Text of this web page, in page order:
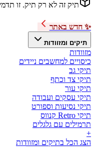
תיק זה לא רק תיק. זו
✨ חדש באתר
תיקים ומזוודות
מזוודות
כיסויים למחשבים ניידים
תיקי גב
תיקי צד וכתף
תיקי עור
תיקי עסקים ועבודה
תיקי נסיעות וספורט
תיקי Retro קנווס
תרמילים עם גלגלים
+
הצג הכל בתיקים ומזוודות